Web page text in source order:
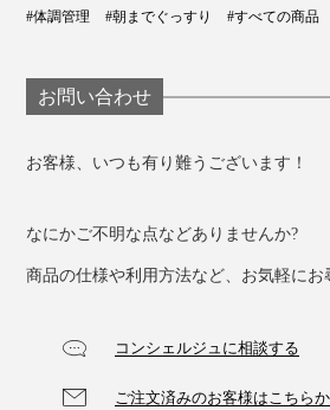
#体調管理
#朝までぐっすり #すべての商品
お問い合わせ
お客様、いつも有り難うございます！
なにかご不明な点などありませんか?
商品の仕様や利用方法など、お気軽にお
コンシェルジュに相談する
ご注文済みのお客様はこちら